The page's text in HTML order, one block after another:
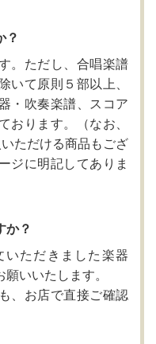
？
。ただし、合唱楽譜
いて原則５部以上、
・吹奏楽譜、スコア
おります。（なお、
ただける商品もござ
ジに明記してありま
か？
いただきました楽器
いいたします。
、お店で直接ご確認